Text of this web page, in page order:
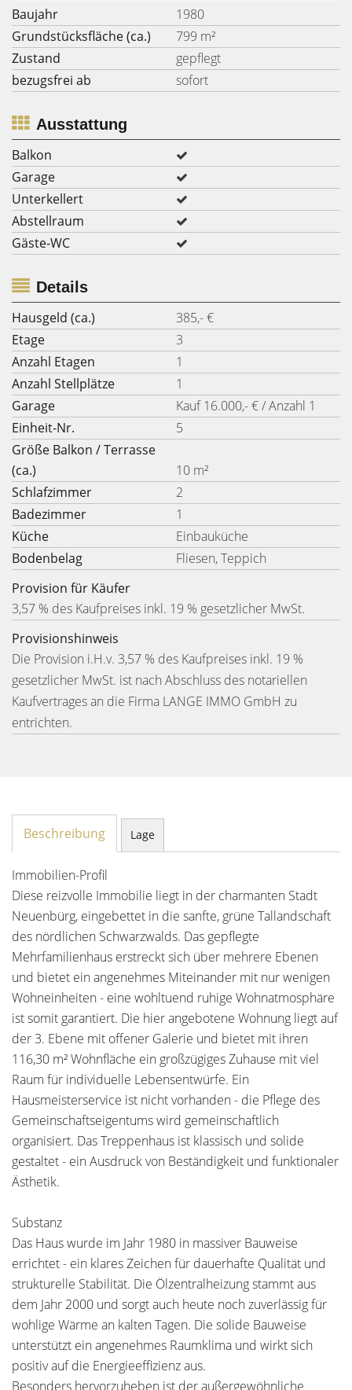
Baujahr
1980
Grundstücksfläche (ca.)
799 m²
Zustand
gepflegt
bezugsfrei ab
sofort
Ausstattung
Balkon
Garage
Unterkellert
Abstellraum
Gäste-WC
Details
Hausgeld (ca.)
385,- €
Etage
3
Anzahl Etagen
1
Anzahl Stellplätze
1
Garage
Kauf 16.000,- € / Anzahl 1
Einheit-Nr.
5
Größe Balkon / Terrasse
(ca.)
10 m²
Schlafzimmer
2
Badezimmer
1
Küche
Einbauküche
Bodenbelag
Fliesen, Teppich
Provision für Käufer
3,57 % des Kaufpreises inkl. 19 % gesetzlicher MwSt.
Provisionshinweis
Die Provision i.H.v. 3,57 % des Kaufpreises inkl. 19 %
gesetzlicher MwSt. ist nach Abschluss des notariellen
Kaufvertrages an die Firma LANGE IMMO GmbH zu
entrichten.
Beschreibung Lage
Immobilien-Profil
Diese reizvolle Immobilie liegt in der charmanten Stadt
Neuenbürg, eingebettet in die sanfte, grüne Tallandschaft
des nördlichen Schwarzwalds. Das gepflegte
Mehrfamilienhaus erstreckt sich über mehrere Ebenen
und bietet ein angenehmes Miteinander mit nur wenigen
Wohneinheiten - eine wohltuend ruhige Wohnatmosphäre
ist somit garantiert. Die hier angebotene Wohnung liegt auf
der 3. Ebene mit offener Galerie und bietet mit ihren
116,30 m² Wohnfläche ein großzügiges Zuhause mit viel
Raum für individuelle Lebensentwürfe. Ein
Hausmeisterservice ist nicht vorhanden - die Pflege des
Gemeinschaftseigentums wird gemeinschaftlich
organisiert. Das Treppenhaus ist klassisch und solide
gestaltet - ein Ausdruck von Beständigkeit und funktionaler
Ästhetik.
Substanz
Das Haus wurde im Jahr 1980 in massiver Bauweise
errichtet - ein klares Zeichen für dauerhafte Qualität und
strukturelle Stabilität. Die Ölzentralheizung stammt aus
dem Jahr 2000 und sorgt auch heute noch zuverlässig für
wohlige Wärme an kalten Tagen. Die solide Bauweise
unterstützt ein angenehmes Raumklima und wirkt sich
positiv auf die Energieeffizienz aus.
Besonders hervorzuheben ist der außergewöhnliche